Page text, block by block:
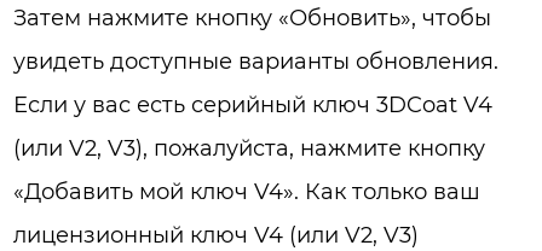
Затем нажмите кнопку «Обновить», чтобы
увидеть доступные варианты обновления.
Если у вас есть серийный ключ 3DCoat V4
(или V2, V3), пожалуйста, нажмите кнопку
«Добавить мой ключ V4». Как только ваш
лицензионный ключ V4 (или V2, V3)